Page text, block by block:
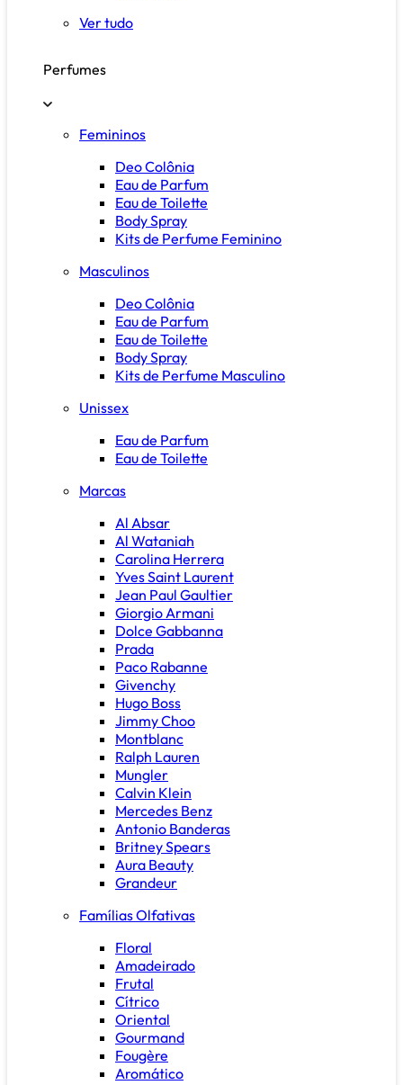
Ver tudo
Perfumes
Femininos
Deo Colônia
Eau de Parfum
Eau de Toilette
Body Spray
Kits de Perfume Feminino
Masculinos
Deo Colônia
Eau de Parfum
Eau de Toilette
Body Spray
Kits de Perfume Masculino
Unissex
Eau de Parfum
Eau de Toilette
Marcas
Al Absar
Al Wataniah
Carolina Herrera
Yves Saint Laurent
Jean Paul Gaultier
Giorgio Armani
Dolce Gabbanna
Prada
Paco Rabanne
Givenchy
Hugo Boss
Jimmy Choo
Montblanc
Ralph Lauren
Mungler
Calvin Klein
Mercedes Benz
Antonio Banderas
Britney Spears
Aura Beauty
Grandeur
Famílias Olfativas
Floral
Amadeirado
Frutal
Cítrico
Oriental
Gourmand
Fougère
Aromático